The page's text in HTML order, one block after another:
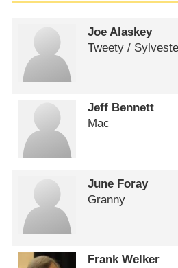
Joe Alaskey
Tweety /​
Jeff Bennett
Mac
June Foray
Granny
Frank Welker